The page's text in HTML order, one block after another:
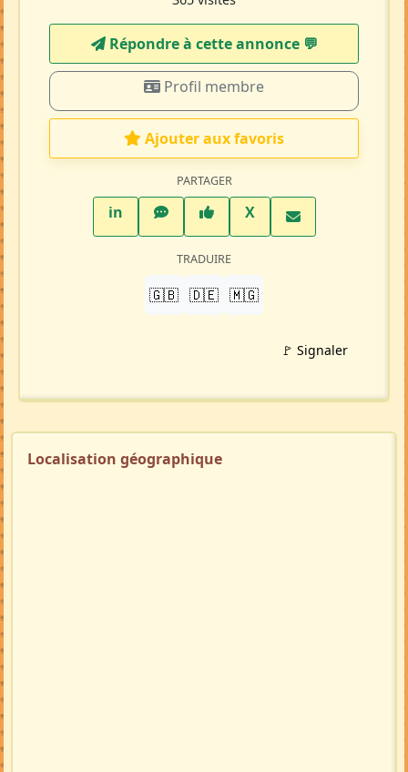
Répondre à cette annonce 💬​
Profil membre
Ajouter aux favoris
PARTAGER
inLinkedInWhatsAppFacebook
XTwitter X
TRADUIRE
🇬🇧 🇩🇪 🇲🇬
🚩 Signaler
Localisation géographique